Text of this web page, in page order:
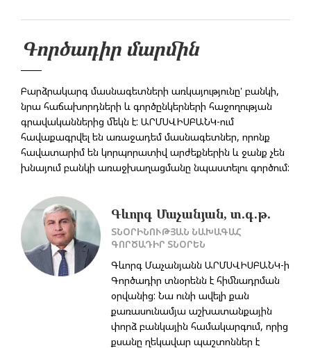
Գործադիր մարմին
Բարձրակարգ մասնագետների առկայությունը' բանկի,
նրա հաճախորդների և գործընկերների հաջողության
գրավականներից մեկն է: ԱՐՄՍՎԻՍԲԱՆԿ-ում
հավաքագրվել են առաջադեմ մասնագետներ, որոնք
հավատարիմ են կորպորատիվ արժեքներին և ջանք չեն
խնայում բանկի առաջխաղացմանը նպաստելու գործում:
Գևորգ Մաչանյան, տ.գ.թ.
ՏՆՕՐԻՆՈՒԹՅԱՆ ՆԱԽԱԳԱՀ
ԳՈՐԾԱԴԻՐ ՏՆՕՐԵՆ
Գևորգ Մաչանյանն ԱՐՄՍՎԻՍԲԱՆԿ-ի
Գործադիր տնօրենն է հիմնադրման
օրվանից: Նա ունի ավելի քան
քառասունամյա աշխատանքային
փորձ բանկային համակարգում, որից
քսանը ղեկավար պաշտոններ է